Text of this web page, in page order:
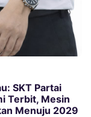
SKT Partai
Terbit, Mesin
Menuju 2029